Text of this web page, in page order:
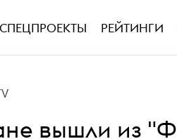
СПЕЦПРОЕКТЫ РЕЙТИНГИ
вышли из